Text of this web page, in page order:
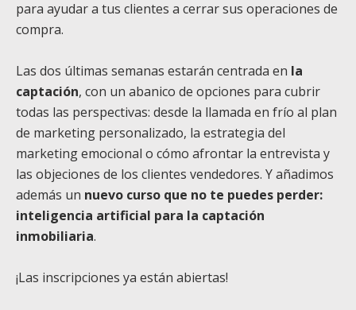
para ayudar a tus clientes a cerrar sus operaciones de
compra.
Las dos últimas semanas estarán centrada en la
captación, con un abanico de opciones para cubrir
todas las perspectivas: desde la llamada en frío al plan
de marketing personalizado, la estrategia del
marketing emocional o cómo afrontar la entrevista y
las objeciones de los clientes vendedores. Y añadimos
además un nuevo curso que no te puedes perder:
inteligencia artificial para la captación
inmobiliaria.
¡Las inscripciones ya están abiertas!